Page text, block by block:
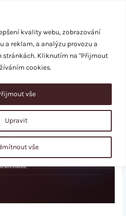
kvality webu, zobrazování
a reklam, a analýzu provozu a
stránkách. Kliknutím na "Přijmout
cookies.
Upravit
vše
vše